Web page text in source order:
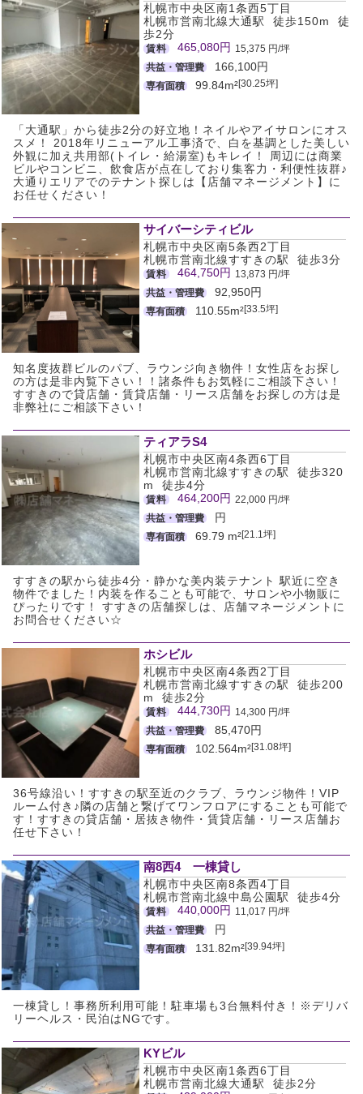
札幌市中央区南1条西5丁目
札幌市営南北線大通駅 徒歩150m 徒
歩2分
賃料 465,080円 15,375 円/坪
共益・管理費
166,100円
専有面積 99.84m²[30.25坪]
「大通駅」から徒歩2分の好立地！ネイルやアイサロンにオス
スメ！ 2018年リニューアル工事済で、白を基調とした美しい
外観に加え共用部(トイレ・給湯室)もキレイ！ 周辺には商業
ビルやコンビニ、飲食店が点在しており集客力・利便性抜群♪
大通りエリアでのテナント探しは【店舗マネージメント】に
お任せください！
サイバーシティビル
札幌市中央区南5条西2丁目
札幌市営南北線すすきの駅 徒歩3分
賃料 464,750円 13,873 円/坪
共益・管理費
92,950円
専有面積 110.55m²[33.5坪]
知名度抜群ビルのパブ、ラウンジ向き物件！女性店をお探し
の方は是非内覧下さい！！諸条件もお気軽にご相談下さい！
すすきので貸店舗・賃貸店舗・リース店舗をお探しの方は是
非弊社にご相談下さい！
ティアラS4
札幌市中央区南4条西6丁目
札幌市営南北線すすきの駅 徒歩320
m 徒歩4分
賃料 464,200円 22,000 円/坪
共益・管理費
円
専有面積 69.79 m²[21.1坪]
すすきの駅から徒歩4分・静かな美内装テナント 駅近に空き
物件でました！内装を作ることも可能で、サロンや小物販に
ぴったりです！ すすきの店舗探しは、店舗マネージメントに
お問合せください☆
ホシビル
札幌市中央区南4条西2丁目
札幌市営南北線すすきの駅 徒歩200
m 徒歩2分
賃料 444,730円 14,300 円/坪
共益・管理費
85,470円
専有面積 102.564m²[31.08坪]
36号線沿い！すすきの駅至近のクラブ、ラウンジ物件！VIP
ルーム付き♪隣の店舗と繋げてワンフロアにすることも可能で
す！すすきの貸店舗・居抜き物件・賃貸店舗・リース店舗お
任せ下さい！
南8西4 一棟貸し
札幌市中央区南8条西4丁目
札幌市営南北線中島公園駅 徒歩4分
賃料 440,000円 11,017 円/坪
共益・管理費
円
専有面積 131.82m²[39.94坪]
一棟貸し！事務所利用可能！駐車場も3台無料付き！※デリバ
リーヘルス・民泊はNGです。
KYビル
札幌市中央区南1条西6丁目
札幌市営南北線大通駅 徒歩2分